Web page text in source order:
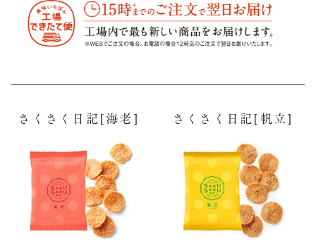
さくさく日記[海老] さくさく日記[帆立]